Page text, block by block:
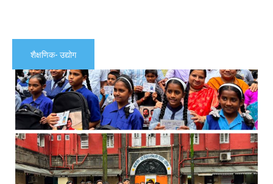
शैक्षणिक- उद्योग